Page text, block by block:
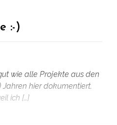
:-)
wie alle Projekte aus den
hier dokumentiert.
ich […]